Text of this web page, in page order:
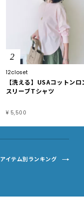
2
12closet
【洗える】USAコットンロ
スリーブTシャツ
¥ 5,500
アイテム別ランキング